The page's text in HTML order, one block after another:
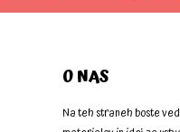
O NAS
Na teh straneh boste